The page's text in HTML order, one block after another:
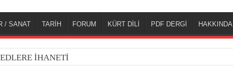
/ SANAT TARİH FORUM KÜRT DİLİ PDF DERGİ HAKKINDA
İHANETİ